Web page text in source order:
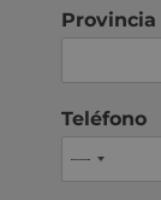
Provincia
Teléfono